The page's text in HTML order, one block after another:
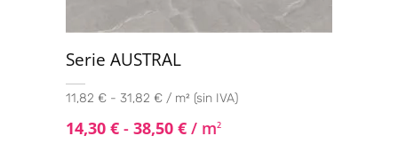
Serie AUSTRAL
11,82 € - 31,82 € / m² (sin IVA)
14,30 € - 38,50 € / m2